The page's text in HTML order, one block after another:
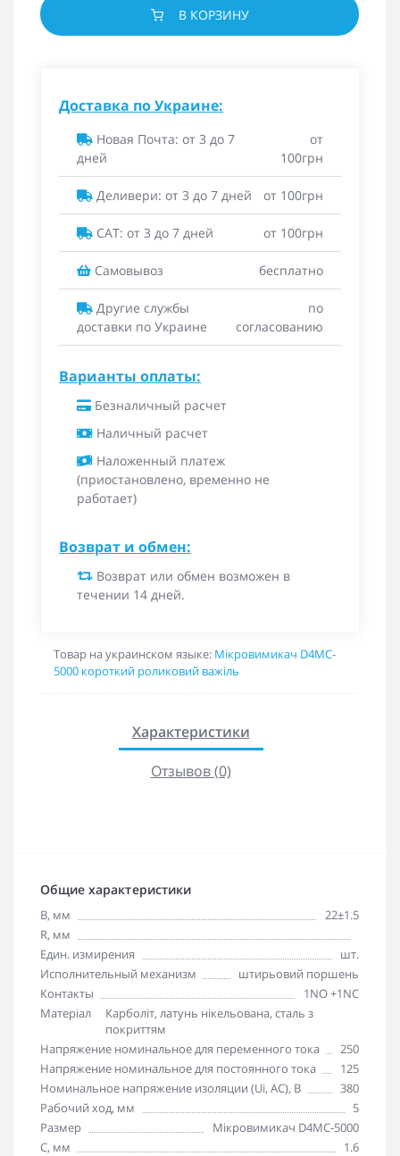
В КОРЗИНУ
Доставка по Украине:
Новая Почта: от 3 до 7
дней
от
100грн
Деливери: от 3 до 7 дней от 100грн
САТ: от 3 до 7 дней от 100грн
Самовывоз бесплатно
Другие службы
доставки по Украине
по
согласованию
Варианты оплаты:
Безналичный расчет
Наличный расчет
Наложенный платеж
(приостановлено, временно не
работает)
Возврат и обмен:
Возврат или обмен возможен в
течении 14 дней.
Товар на украинском языке: Мікровимикач D4MC-
5000 короткий роликовий важіль
Характеристики
Отзывов (0)
Общие характеристики
B, мм
22±1.5
R, мм
Един. измирения
шт.
Исполнительный механизм
штирьовий поршень
Контакты
1NO +1NC
Матеріал
Карболіт, латунь нікельована, сталь з
покриттям
Напряжение номинальное для переменного тока
250
Напряжение номинальное для постоянного тока
125
Номинальное напряжение изоляции (Ui, AC), В
380
Рабочий ход, мм
5
Размер
Мікровимикач D4MC-5000
С, мм
1.6